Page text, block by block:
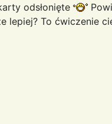
odsłonięte
lepiej? To ćwiczenie